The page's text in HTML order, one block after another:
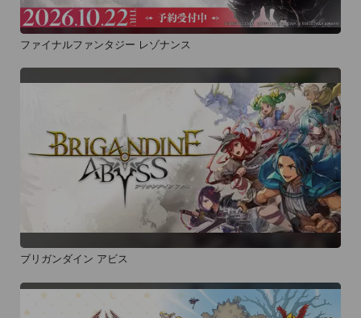
ファイナルファンタジー レゾナンス
ブリガンダイン アビス